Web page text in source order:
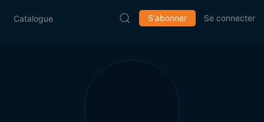
Catalogue S'abonner Se connecter